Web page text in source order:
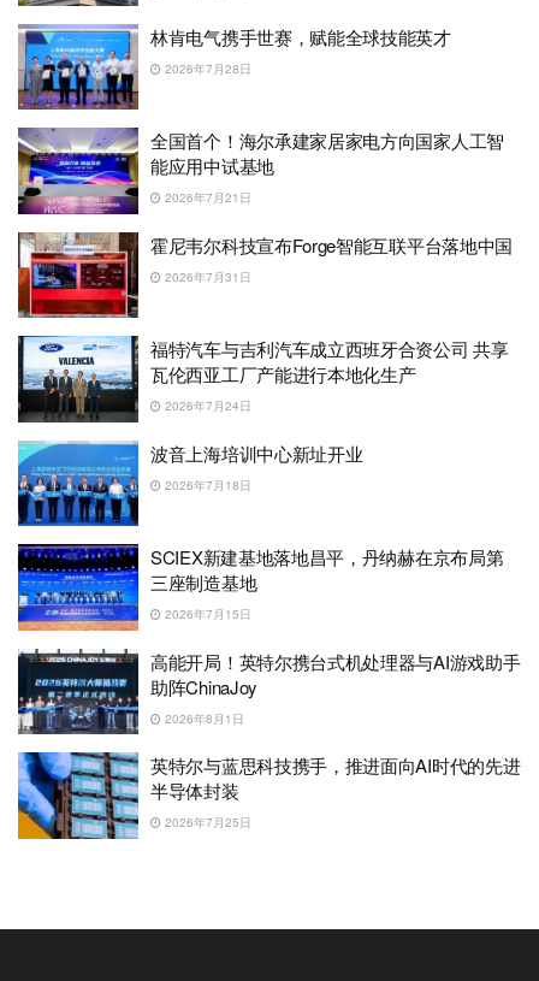
林肯电气携手世赛，赋能全球技能英才
2026年7月28日
全国首个！海尔承建家居家电方向国家人工智
能应用中试基地
2026年7月21日
霍尼韦尔科技宣布Forge智能互联平台落地中国
2026年7月31日
福特汽车与吉利汽车成立西班牙合资公司 共享
瓦伦西亚工厂产能进行本地化生产
2026年7月24日
波音上海培训中心新址开业
2026年7月18日
SCIEX新建基地落地昌平，丹纳赫在京布局第
三座制造基地
2026年7月15日
高能开局！英特尔携台式机处理器与AI游戏助手
助阵ChinaJoy
2026年8月1日
英特尔与蓝思科技携手，推进面向AI时代的先进
半导体封装
2026年7月25日